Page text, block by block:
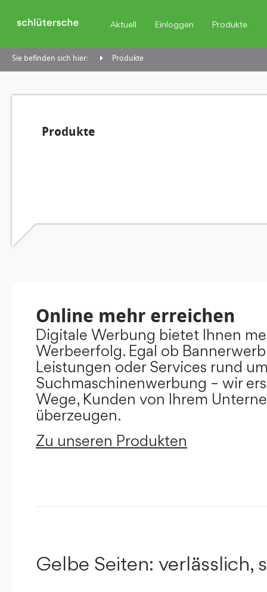
Aktuell Einloggen Produkte
Sie befinden sich hier: Produkte
Produkte
Online mehr erreichen
Digitale Werbung bietet Ihnen
Werbeerfolg. Egal ob
Leistungen oder Services rund
Suchmaschinenwerbung – wir
Wege, Kunden von Ihrem
überzeugen.
Zu unseren Produkten
Gelbe Seiten: verlässlich,